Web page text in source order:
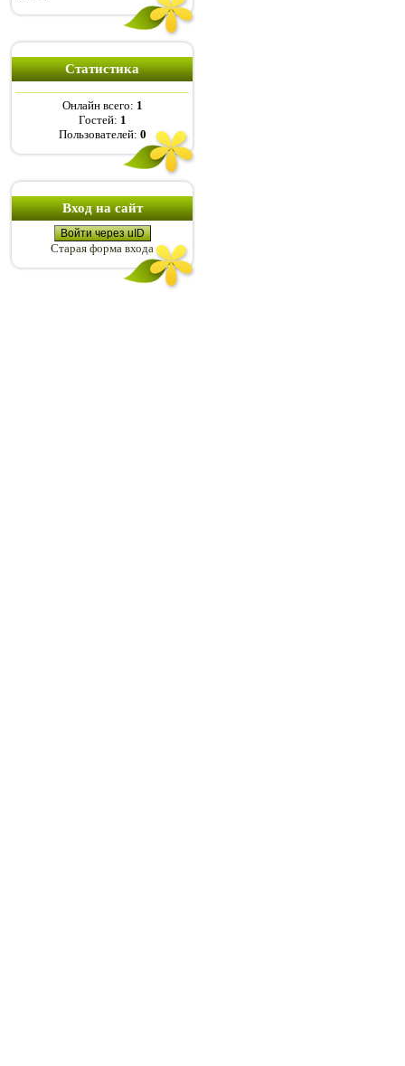
Статистика
Онлайн всего: 1
Гостей: 1
Пользователей: 0
Вход на сайт
Войти через uID
Старая форма входа